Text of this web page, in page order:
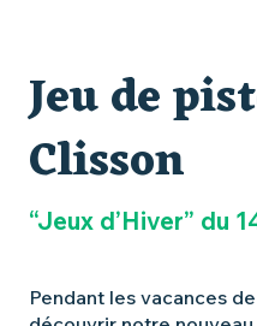
Jeu de
Clisson
“Jeux d’Hiver” du
Pendant les vacances